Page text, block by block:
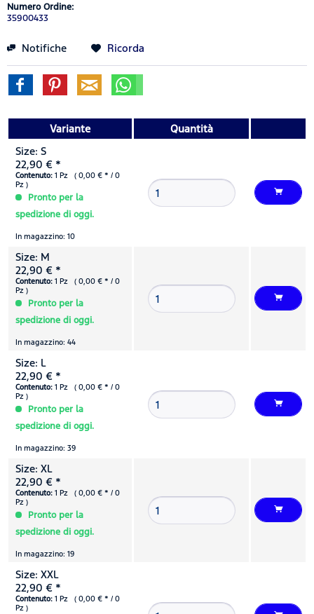
Numero Ordine:
35900433
Notifiche Ricorda
Variante
Quantità
Size: S
22,90 € *
Contenuto: 1 Pz ( 0,00 € * / 0
Pz )
Pronto per la
spedizione di oggi.
In magazzino: 10
Size: M
22,90 € *
Contenuto: 1 Pz ( 0,00 € * / 0
Pz )
Pronto per la
spedizione di oggi.
In magazzino: 44
Size: L
22,90 € *
Contenuto: 1 Pz ( 0,00 € * / 0
Pz )
Pronto per la
spedizione di oggi.
In magazzino: 39
Size: XL
22,90 € *
Contenuto: 1 Pz ( 0,00 € * / 0
Pz )
Pronto per la
spedizione di oggi.
In magazzino: 19
Size: XXL
22,90 € *
Contenuto: 1 Pz ( 0,00 € * / 0
Pz )